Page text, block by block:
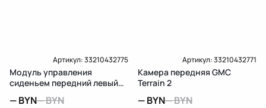
Артикул:33210432775
Модуль управления
сиденьем передний левый
—BYN—BYN
Артикул:33210432771
Камера передняя GMC
Terrain 2
—BYN—BYN